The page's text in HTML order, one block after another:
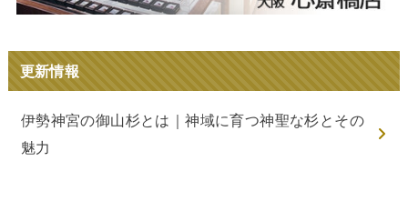
更新情報
伊勢神宮の御山杉とは｜神域に育つ神聖な杉とその
魅力